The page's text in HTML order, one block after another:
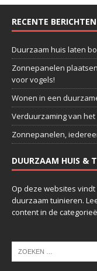
RECENTE BERICHTEN
Duurzaam huis laten
Zonnepanelen
voor vogels!
Wonen in een
Verduurzaming van
Zonnepanelen,
DUURZAAM HUIS &
Op deze websites
duurzaam tuinieren.
content in de